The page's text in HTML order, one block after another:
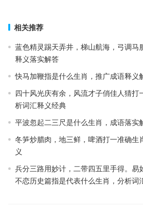
相关推荐
蓝色精灵踢天弄井，梯山航海，弓调马
释义落实解答
快马加鞭指是什么生肖，推广成语释义
四十风光庆有余，风流才子俏佳人猜打
析词汇释义经典
平波忽起二三尺是什么生肖，成语落实
冬笋炒腊肉，地三鲜，啤酒打一准确生
义
兵分三路用妙计，二带四五里手得。易
不恋历史篇指是代表什么生肖，分析词